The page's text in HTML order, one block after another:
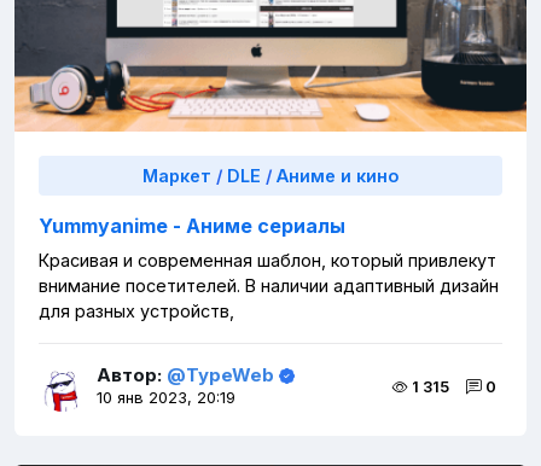
Маркет / DLE / Аниме и кино
Yummyanime - Аниме сериалы
Красивая и современная шаблон, который привлекут
внимание посетителей. В наличии адаптивный дизайн
для разных устройств,
Автор: @TypeWeb
10 янв 2023, 20:19
1 315 0